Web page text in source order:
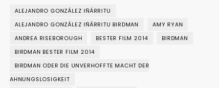
ALEJANDRO GONZÁLEZ IÑÁRRITU
ALEJANDRO GONZÁLEZ IÑÁRRITU BIRDMAN
AMY RYAN
ANDREA RISEBOROUGH
BESTER FILM 2014
BIRDMAN
BIRDMAN BESTER FILM 2014
BIRDMAN ODER DIE UNVERHOFFTE MACHT DER
AHNUNGSLOSIGKEIT